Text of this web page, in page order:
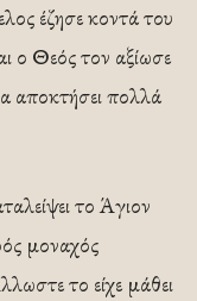
έζησε κοντά του
ο Θεός τον αξίωσε
αποκτήσει πολλά
το Άγιον
μοναχός
το είχε μάθει